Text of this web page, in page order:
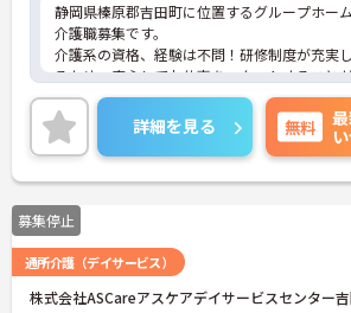
静岡県榛原郡吉田町に位置するグループホー
介護職募集です。
介護系の資格、経験は不問！研修制度が充実
るため、安心してお仕事をスタートすること
ます。
週3日～のご勤務ですのでご家庭やプライベー
の両立もしやすいです。
ご興味のある方には、面接対策ポイントなど
に詳細をお話いたしますので、お気軽にご相
さい。
詳細を見る 無料
募集停止
通所介護（デイサービス）
株式会社ASCareアスケアデイサービスセンター